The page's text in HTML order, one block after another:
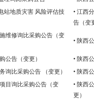
站地质灾害 风险评估技
• 江西
告（变
维修询比采购公告（变
• 陕西
公告（变更）
• 陕西
询比采购公告 （变更）
• 陕西
目询比采购公告（变
• 陕西
更）